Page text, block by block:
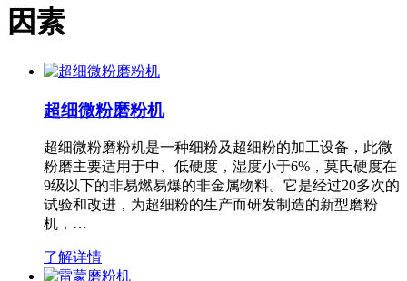
因素
超细微粉磨粉机
超细微粉磨粉机是一种细粉及超细粉的加工设备，此微
粉磨主要适用于中、低硬度，湿度小于6%，莫氏硬度在
9级以下的非易燃易爆的非金属物料。它是经过20多次的
试验和改进，为超细粉的生产而研发制造的新型磨粉
机，…
了解详情